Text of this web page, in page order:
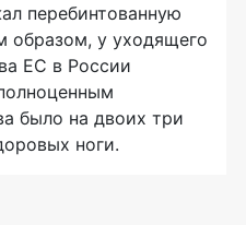
перебинтованную
образом, у уходящего
ЕС в России
было на двоих три
ноги.